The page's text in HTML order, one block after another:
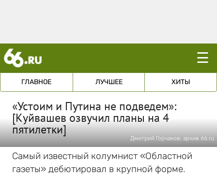
☰
ГЛАВНОЕ ЛУЧШЕЕ ХИТЫ
«Устоим и Путина не подведем»:
[Куйвашев озвучил планы на 4
пятилетки]
Дмитрий Горчаков; архив 66.ru
Самый известный колумнист «Областной
газеты» дебютировал в крупной форме.